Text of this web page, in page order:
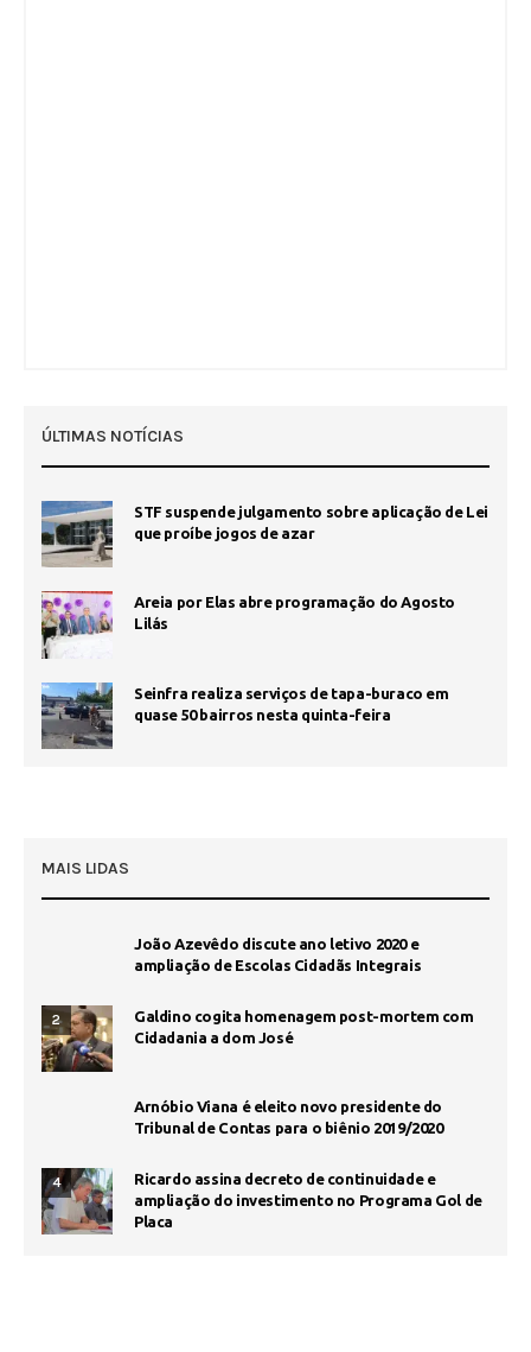
ÚLTIMAS NOTÍCIAS
STF suspende julgamento sobre aplicação de Lei
que proíbe jogos de azar
Areia por Elas abre programação do Agosto
Lilás
Seinfra realiza serviços de tapa-buraco em
quase 50 bairros nesta quinta-feira
MAIS LIDAS
João Azevêdo discute ano letivo 2020 e
ampliação de Escolas Cidadãs Integrais
2
Galdino cogita homenagem post-mortem com
Cidadania a dom José
Arnóbio Viana é eleito novo presidente do
Tribunal de Contas para o biênio 2019/2020
4
Ricardo assina decreto de continuidade e
ampliação do investimento no Programa Gol de
Placa